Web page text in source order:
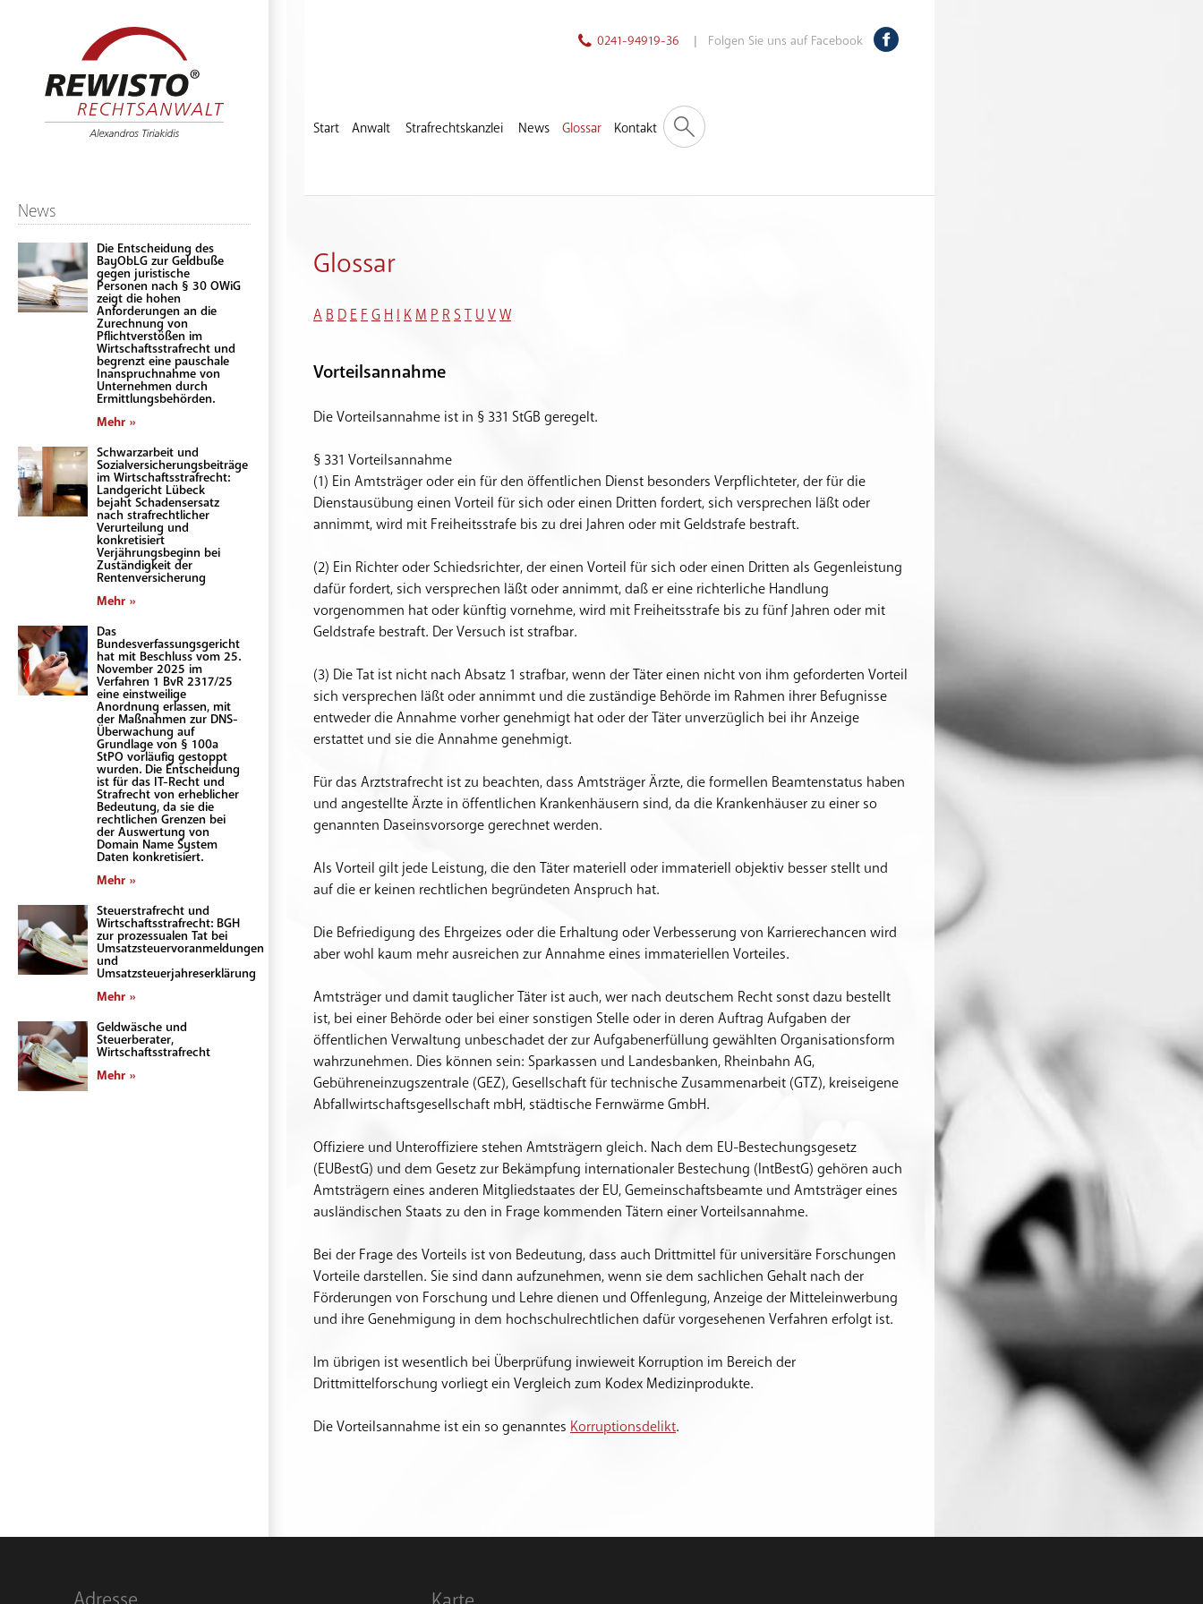
0241-94919-36 | Folgen Sie uns auf Facebook
Start Anwalt Strafrechtskanzlei News Glossar Kontakt
Glossar
A B D E F G H I K M P R S T U VW
Vorteilsannahme
Die Vorteilsannahme ist in § 331 StGB geregelt.
§ 331 Vorteilsannahme
(1) Ein Amtsträger oder ein für den öffentlichen Dienst besonders Verpflichteter, der für die
Dienstausübung einen Vorteil für sich oder einen Dritten fordert, sich versprechen läßt oder
annimmt, wird mit Freiheitsstrafe bis zu drei Jahren oder mit Geldstrafe bestraft.
(2) Ein Richter oder Schiedsrichter, der einen Vorteil für sich oder einen Dritten als Gegenleistung
dafür fordert, sich versprechen läßt oder annimmt, daß er eine richterliche Handlung
vorgenommen hat oder künftig vornehme, wird mit Freiheitsstrafe bis zu fünf Jahren oder mit
Geldstrafe bestraft. Der Versuch ist strafbar.
(3) Die Tat ist nicht nach Absatz 1 strafbar, wenn der Täter einen nicht von ihm geforderten Vorteil
sich versprechen läßt oder annimmt und die zuständige Behörde im Rahmen ihrer Befugnisse
entweder die Annahme vorher genehmigt hat oder der Täter unverzüglich bei ihr Anzeige
erstattet und sie die Annahme genehmigt.
Für das Arztstrafrecht ist zu beachten, dass Amtsträger Ärzte, die formellen Beamtenstatus haben
und angestellte Ärzte in öffentlichen Krankenhäusern sind, da die Krankenhäuser zu einer so
genannten Daseinsvorsorge gerechnet werden.
Als Vorteil gilt jede Leistung, die den Täter materiell oder immateriell objektiv besser stellt und
auf die er keinen rechtlichen begründeten Anspruch hat.
Die Befriedigung des Ehrgeizes oder die Erhaltung oder Verbesserung von Karrierechancen wird
aber wohl kaum mehr ausreichen zur Annahme eines immateriellen Vorteiles.
Amtsträger und damit tauglicher Täter ist auch, wer nach deutschem Recht sonst dazu bestellt
ist, bei einer Behörde oder bei einer sonstigen Stelle oder in deren Auftrag Aufgaben der
öffentlichen Verwaltung unbeschadet der zur Aufgabenerfüllung gewählten Organisationsform
wahrzunehmen. Dies können sein: Sparkassen und Landesbanken, Rheinbahn AG,
Gebühreneinzugszentrale (GEZ), Gesellschaft für technische Zusammenarbeit (GTZ), kreiseigene
Abfallwirtschaftsgesellschaft mbH, städtische Fernwärme GmbH.
Offiziere und Unteroffiziere stehen Amtsträgern gleich. Nach dem EU-Bestechungsgesetz
(EUBestG) und dem Gesetz zur Bekämpfung internationaler Bestechung (IntBestG) gehören auch
Amtsträgern eines anderen Mitgliedstaates der EU, Gemeinschaftsbeamte und Amtsträger eines
ausländischen Staats zu den in Frage kommenden Tätern einer Vorteilsannahme.
Bei der Frage des Vorteils ist von Bedeutung, dass auch Drittmittel für universitäre Forschungen
Vorteile darstellen. Sie sind dann aufzunehmen, wenn sie dem sachlichen Gehalt nach der
Förderungen von Forschung und Lehre dienen und Offenlegung, Anzeige der Mitteleinwerbung
und ihre Genehmigung in dem hochschulrechtlichen dafür vorgesehenen Verfahren erfolgt ist.
Im übrigen ist wesentlich bei Überprüfung inwieweit Korruption im Bereich der
Drittmittelforschung vorliegt ein Vergleich zum Kodex Medizinprodukte.
Die Vorteilsannahme ist ein so genanntes Korruptionsdelikt.
News
Die Entscheidung des
BayObLG zur Geldbuße
gegen juristische
Personen nach § 30 OWiG
zeigt die hohen
Anforderungen an die
Zurechnung von
Pflichtverstößen im
Wirtschaftsstrafrecht und
begrenzt eine pauschale
Inanspruchnahme von
Unternehmen durch
Ermittlungsbehörden.
Mehr »
Schwarzarbeit und
Sozialversicherungsbeiträge
im Wirtschaftsstrafrecht:
Landgericht Lübeck
bejaht Schadensersatz
nach strafrechtlicher
Verurteilung und
konkretisiert
Verjährungsbeginn bei
Zuständigkeit der
Rentenversicherung
Mehr »
Das
Bundesverfassungsgericht
hat mit Beschluss vom 25.
November 2025 im
Verfahren 1 BvR 2317/25
eine einstweilige
Anordnung erlassen, mit
der Maßnahmen zur DNS-
Überwachung auf
Grundlage von § 100a
StPO vorläufig gestoppt
wurden. Die Entscheidung
ist für das IT-Recht und
Strafrecht von erheblicher
Bedeutung, da sie die
rechtlichen Grenzen bei
der Auswertung von
Domain Name System
Daten konkretisiert.
Mehr »
Steuerstrafrecht und
Wirtschaftsstrafrecht: BGH
zur prozessualen Tat bei
Umsatzsteuervoranmeldungen
und
Umsatzsteuerjahreserklärung
Mehr »
Geldwäsche und
Steuerberater,
Wirtschaftsstrafrecht
Mehr »